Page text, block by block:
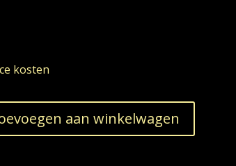
kosten
aan winkelwagen